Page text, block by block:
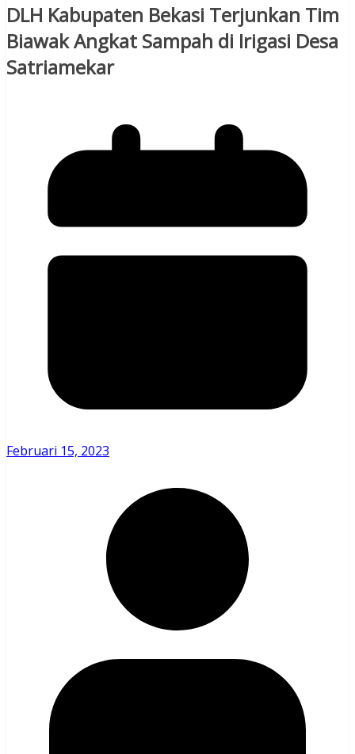
DLH Kabupaten Bekasi Terjunkan Tim
Biawak Angkat Sampah di Irigasi Desa
Satriamekar
Februari 15, 2023